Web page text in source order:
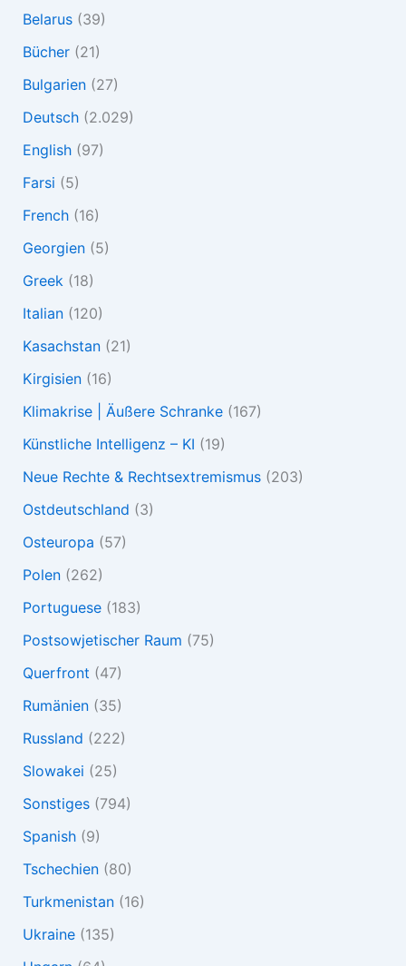
Belarus(39)
Bücher(21)
Bulgarien(27)
Deutsch(2.029)
English(97)
Farsi (5)
French(16)
Georgien(5)
Greek (18)
Italian(120)
Kasachstan(21)
Kirgisien(16)
Klimakrise | Äußere Schranke(167)
Künstliche Intelligenz – KI (19)
Neue Rechte & Rechtsextremismus(203)
Ostdeutschland (3)
Osteuropa (57)
Polen(262)
Portuguese(183)
Postsowjetischer Raum (75)
Querfront (47)
Rumänien(35)
Russland (222)
Slowakei (25)
Sonstiges(794)
Spanish(9)
Tschechien(80)
Turkmenistan(16)
Ukraine(135)